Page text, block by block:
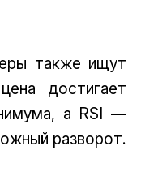
также ищут
достигает
а RSI —
разворот.